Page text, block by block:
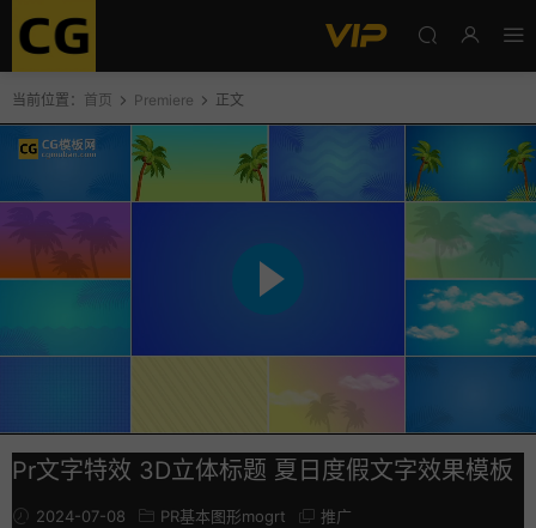
当前位置： 首页 Premiere 正文
Pr文字特效 3D立体标题 夏日度假文字效果模板
2024-07-08 PR基本图形mogrt 推广